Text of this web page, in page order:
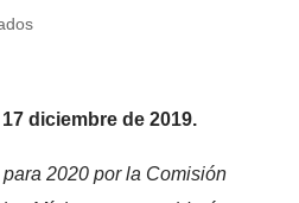
diciembre de 2019.
2020 por la Comisión